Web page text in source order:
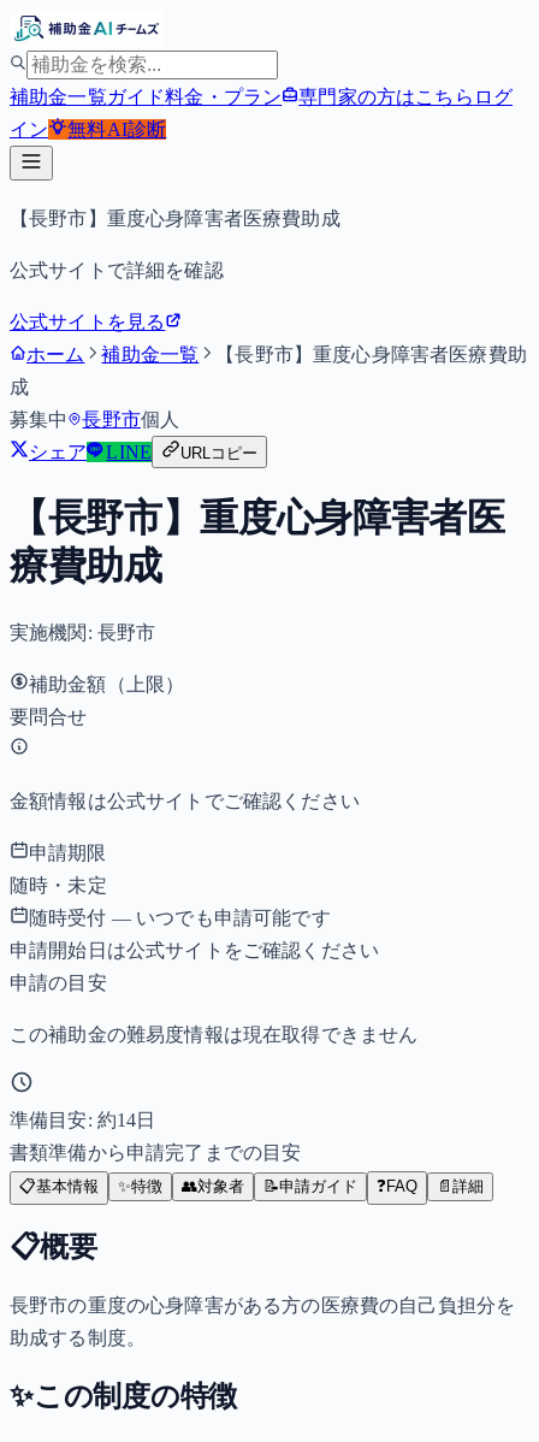
補助金一覧ガイド料金・プラン 専門家の方はこちら ログ
イン
無料AI診断
【長野市】重度心身障害者医療費助成
公式サイトで詳細を確認
公式サイトを見る
ホーム
補助金一覧
【長野市】重度心身障害者医療費助
成
募集中
長野市個人
シェア
LINE URLコピー
【長野市】重度心身障害者医
療費助成
実施機関: 長野市
補助金額（上限）
要問合せ
金額情報は公式サイトでご確認ください
申請期限
随時・未定
随時受付 — いつでも申請可能です
申請開始日は公式サイトをご確認ください
申請の目安
この補助金の難易度情報は現在取得できません
準備目安: 約14日
書類準備から申請完了までの目安
📋基本情報 ✨特徴 👥対象者 📝申請ガイド ❓FAQ 📄 詳細
📋概要
長野市の重度の心身障害がある方の医療費の自己負担分を
助成する制度。
✨この制度の特徴